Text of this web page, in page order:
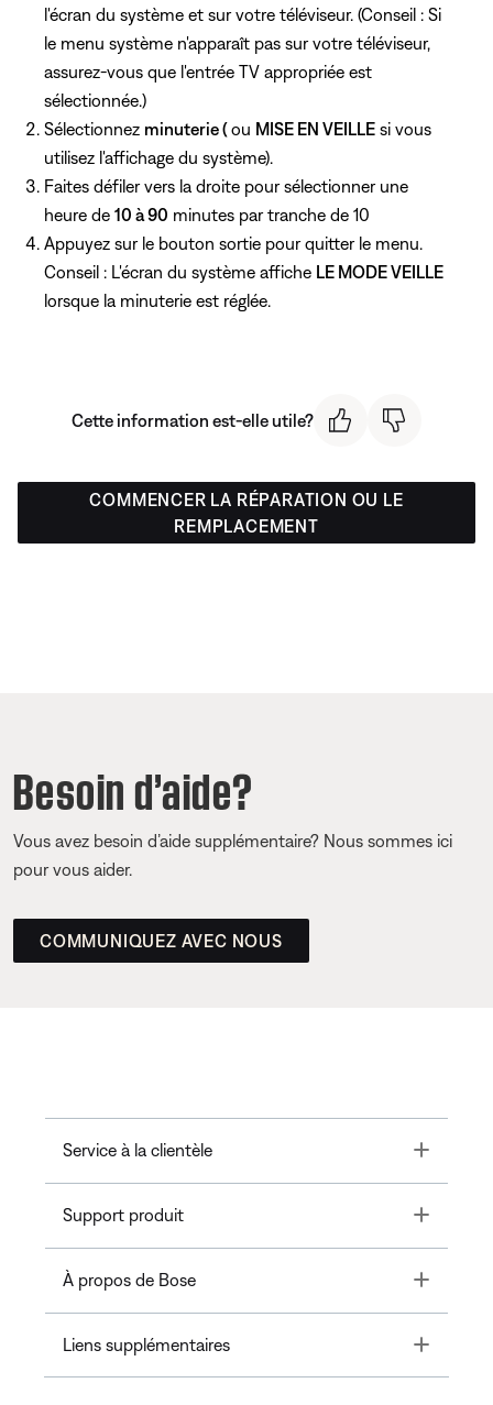
l'écran du système et sur votre téléviseur. (Conseil : Si
le menu système n'apparaît pas sur votre téléviseur,
assurez-vous que l'entrée TV appropriée est
sélectionnée.)
Sélectionnez minuterie (ou MISE EN VEILLE si vous
utilisez l'affichage du système).
Faites défiler vers la droite pour sélectionner une
heure de 10 à 90 minutes par tranche de 10
Appuyez sur le bouton sortie pour quitter le menu.
Conseil : L'écran du système affiche LE MODE VEILLE
lorsque la minuterie est réglée.
Cette information est-elle utile?
COMMENCER LA RÉPARATION OU LE
REMPLACEMENT
Besoin d’aide?
Vous avez besoin d’aide supplémentaire? Nous sommes ici
pour vous aider.
COMMUNIQUEZ AVEC NOUS
Service à la clientèle Toggle
Support produit Toggle
À propos de Bose Toggle
Liens supplémentaires Toggle